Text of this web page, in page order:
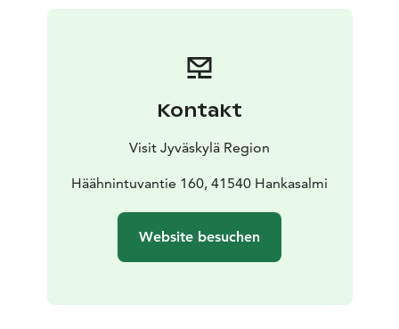
Kontakt
Visit Jyväskylä Region
Häähnintuvantie 160, 41540 Hankasalmi
Website besuchen